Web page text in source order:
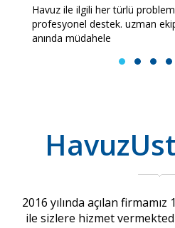
Havuz ile ilgili her türlü
profesyonel destek. uzman
anında müdahele
1 2 3 4
2016 yılında açılan
ile sizlere hizmet